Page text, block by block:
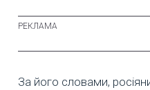
За його словами,